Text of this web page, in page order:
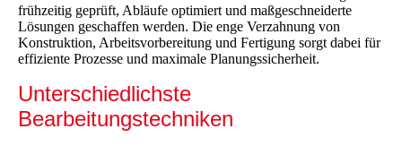
frühzeitig geprüft, Abläufe optimiert und maßgeschneiderte
Lösungen geschaffen werden. Die enge Verzahnung von
Konstruktion, Arbeitsvorbereitung und Fertigung sorgt dabei für
effiziente Prozesse und maximale Planungssicherheit.
Unterschiedlichste
Bearbeitungstechniken